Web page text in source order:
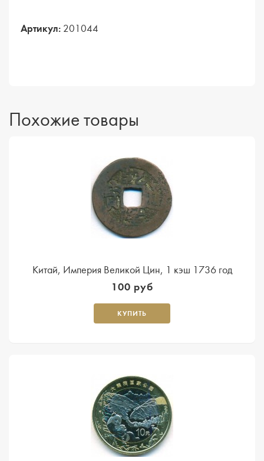
Артикул: 201044
Похожие товары
Китай, Империя Великой Цин, 1 кэш 1736 год
100 руб
КУПИТЬ